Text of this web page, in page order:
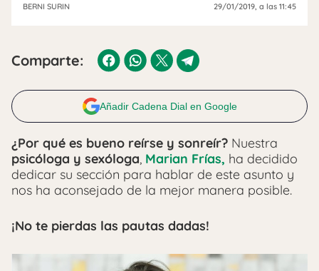
BERNI SURIN 29/01/2019 , a las 11:45
Comparte:
Añadir Cadena Dial en Google
¿Por qué es bueno reírse y sonreír? Nuestra
psicóloga y sexóloga, Marian Frías, ha decidido
dedicar su sección para hablar de este asunto y
nos ha aconsejado de la mejor manera posible.
¡No te pierdas las pautas dadas!